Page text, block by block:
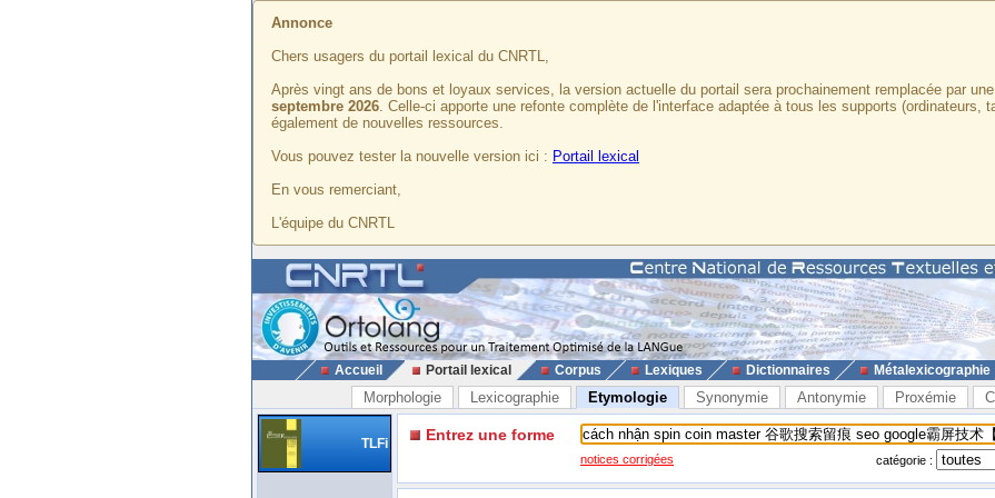
Annonce
Chers usagers du portail lexical du CNRTL,
Après vingt ans de bons et loyaux services, la version actuelle du portail sera prochainement remplacée par
septembre 2026. Celle-ci apporte une refonte complète de l'interface adaptée à tous les supports (ordinateurs,
également de nouvelles ressources.
Vous pouvez tester la nouvelle version ici : Portail lexical
En vous remerciant,
L'équipe du CNRTL
Accueil Portail lexical Corpus Lexiques Dictionnaires Métalexicographie
Morphologie Lexicographie Etymologie Synonymie Antonymie Proxémie
TLFi Entrez une forme
notices corrigées catégorie :